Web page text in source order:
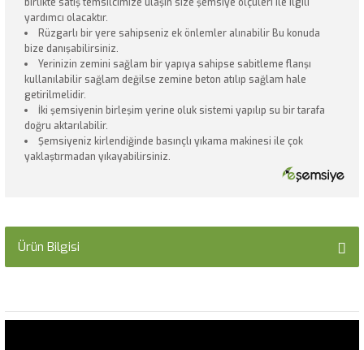
yardımcı olacaktır.
Rüzgarlı bir yere sahipseniz ek önlemler alınabilir Bu konuda
bize danışabilirsiniz.
Yerinizin zemini sağlam bir yapıya sahipse sabitleme flanşı
kullanılabilir sağlam değilse zemine beton atılıp sağlam hale
getirilmelidir.
İki şemsiyenin birleşim yerine oluk sistemi yapılıp su bir tarafa
doğru aktarılabilir.
Şemsiyeniz kirlendiğinde basınçlı yıkama makinesi ile çok
yaklaştırmadan yıkayabilirsiniz.
Ürün Bilgisi